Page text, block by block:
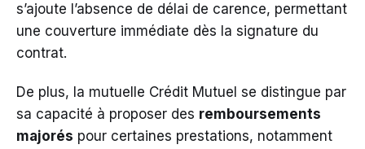
s’ajoute l’absence de délai de carence, permettant
une couverture immédiate dès la signature du
contrat.
De plus, la mutuelle Crédit Mutuel se distingue par
sa capacité à proposer des remboursements
majorés pour certaines prestations, notamment